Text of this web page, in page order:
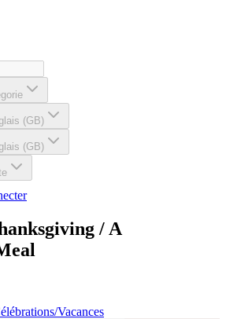
(GB)
(GB)
/ A
Vacances